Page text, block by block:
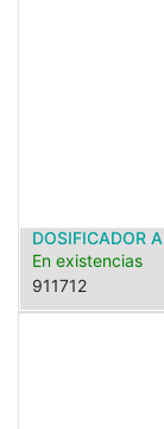
DOSIFICADOR
En existencias
911712